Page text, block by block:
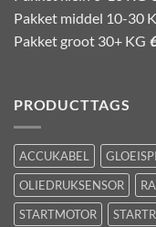
Pakket middel 10-30
Pakket groot 30+ KG
PRODUCTTAGS
ACCUKABEL
OLIEDRUKSENSOR
STARTMOTOR